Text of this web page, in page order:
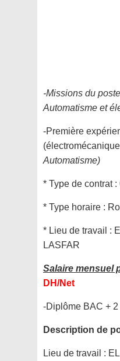
-Missions du
Automatisme et
-Première
Automatisme)
* Type de contrat :
* Type horaire :
* Lieu de travail :
LASFAR
Salaire mensuel
DH/Net
-Diplôme BAC + 2
Description de
Lieu de travail :